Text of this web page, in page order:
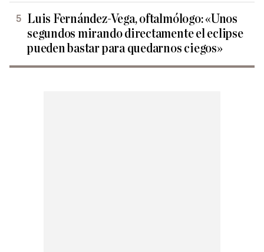
Luis Fernández-Vega, oftalmólogo: «Unos
segundos mirando directamente el eclipse
pueden bastar para quedarnos ciegos»